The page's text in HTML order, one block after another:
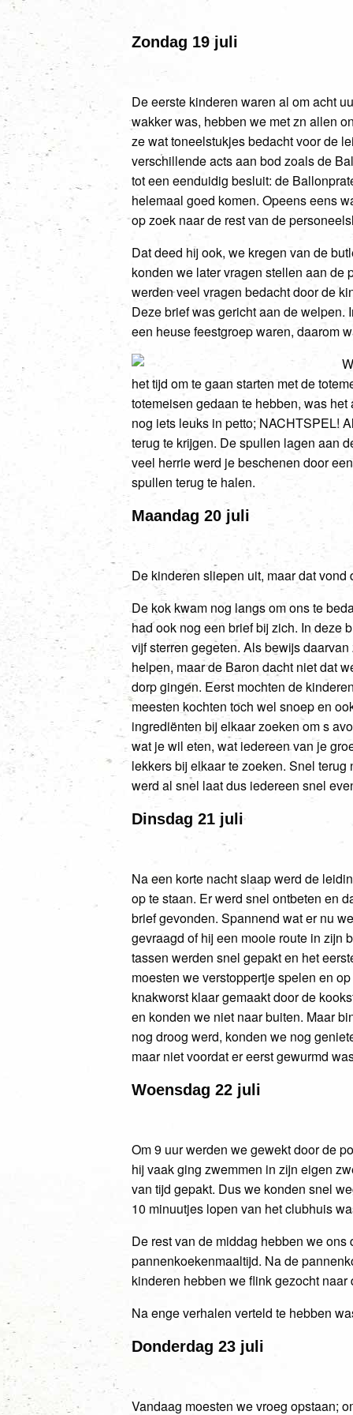
Zondag 19 juli
De eerste kinderen waren al om acht
wakker was, hebben we met zn allen
ze wat toneelstukjes bedacht voor de
verschillende acts aan bod zoals de
tot een eenduidig besluit: de
helemaal goed komen. Opeens eens
op zoek naar de rest van de
Dat deed hij ook, we kregen van de
konden we later vragen stellen aan de
werden veel vragen bedacht door de
Deze brief was gericht aan de welpen.
een heuse feestgroep waren, daarom
het tijd om te gaan starten met de
totemeisen gedaan te hebben, was
nog iets leuks in petto; NACHTSPEL!
terug te krijgen. De spullen lagen aan
veel herrie werd je beschenen door
spullen terug te halen.
Maandag 20 juli
De kinderen sliepen uit, maar dat
De kok kwam nog langs om ons te
had ook nog een brief bij zich. In deze
vijf sterren gegeten. Als bewijs
helpen, maar de Baron dacht niet dat
dorp gingen. Eerst mochten de
meesten kochten toch wel snoep en
ingrediënten bij elkaar zoeken om s
wat je wil eten, wat iedereen van je
lekkers bij elkaar te zoeken. Snel
werd al snel laat dus iedereen snel
Dinsdag 21 juli
Na een korte nacht slaap werd de
op testaan. Er werd snel ontbeten en
brief gevonden. Spannend wat er nu
gevraagd of hij een mooie route in zijn
tassen werden snel gepakt en het
moesten we verstoppertje spelen en
knakworst klaar gemaakt door de
en konden we niet naar buiten. Maar
nog droog werd, konden we nog
maar niet voordat er eerst gewurmd
Woensdag 22 juli
Om 9 uur werden we gewekt door de
hij vaak ging zwemmen in zijn eigen
van tijd gepakt. Dus we konden snel
10 minuutjes lopen van het clubhuis
De rest van de middag hebben we
pannenkoekenmaaltijd. Na de
kinderen hebben we flink gezocht
Na enge verhalen verteld te hebben
Donderdag 23 juli
Vandaag moesten we vroeg opstaan;